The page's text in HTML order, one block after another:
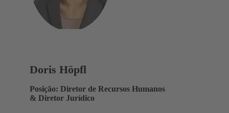
Doris Höpfl
Posição: Diretor de Recursos Humanos
& Diretor Jurídico